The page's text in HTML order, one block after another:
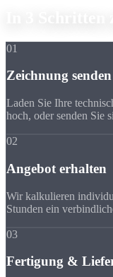
01
Zeichnung senden
Laden Sie Ihre
hoch, oder senden Sie
02
Angebot erhalten
Wir kalkulieren
Stunden ein
03
Fertigung &